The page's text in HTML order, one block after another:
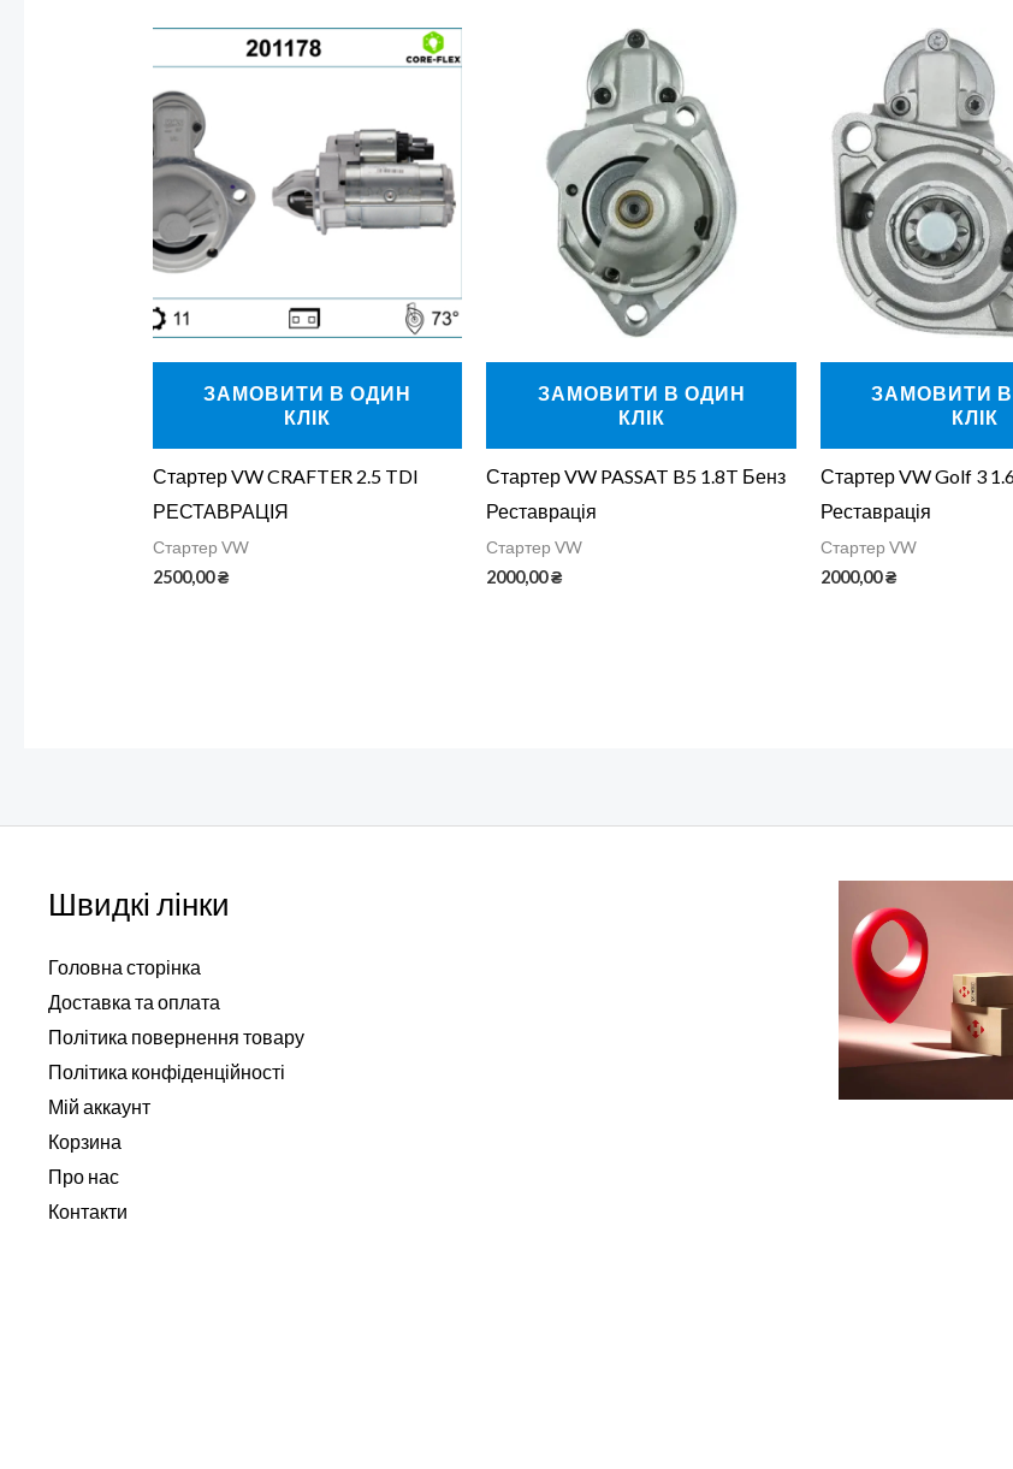
ЗАМОВИТИ В ОДИН
КЛІК
Стартер VW CRAFTER 2.5 TDI
РЕСТАВРАЦІЯ
Стартер VW
2500,00₴
ЗАМОВИТИ В ОДИН
КЛІК
Стартер VW PASSAT B5 1.8T Бенз
Реставрація
Стартер VW
2000,00₴
ЗАМОВИТИ
КЛІК
Стартер VW Golf 3
Реставрація
Стартер VW
2000,00₴
Швидкі лінки
Головна сторінка
Доставка та оплата
Політика повернення товару
Політика конфіденційності
Мій аккаунт
Корзина
Про нас
Контакти